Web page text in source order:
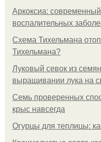
Аркоксиа:
воспалительных
Схема Тихельмана
Тихельмана?
Луковый севок из
выращивании лука на
Семь проверенных
крыс навсегда
Огурцы для теплицы: